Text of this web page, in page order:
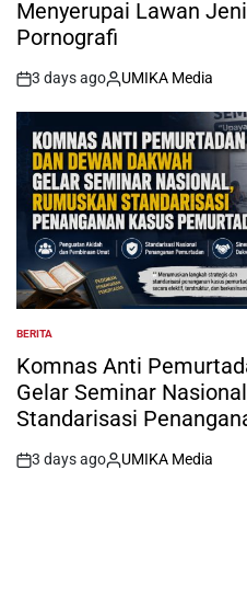
Menyerupai Lawan
Pornografi
on
3 days ago
Posted
by
UMIKA Media
POSTED
IN
BERITA
Komnas Anti
Gelar Seminar
Standarisasi
on
3 days ago
Posted
UMIKA Media